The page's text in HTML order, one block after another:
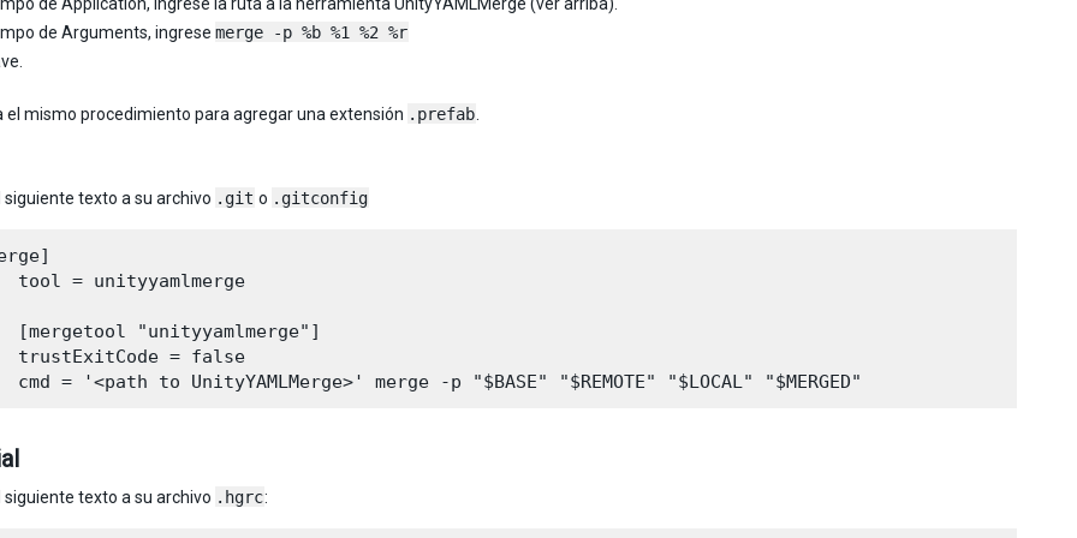
de Arguments, ingrese merge -p %b %1 %2 %r
el mismo procedimiento para agregar una extensión .prefab
siguiente texto a su archivo .git o .gitconfig
tool = unityyamlmerge
[mergetool "unityyamlmerge"]
trustExitCode = false
siguiente texto a su archivo .hgrc: